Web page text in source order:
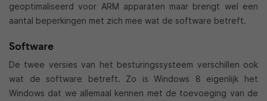
geoptimaliseerd voor ARM apparaten maar brengt wel een
aantal beperkingen met zich mee wat de software betreft.
Software
De twee versies van het besturingssysteem verschillen ook
wat de software betreft. Zo is Windows 8 eigenlijk het
Windows dat we allemaal kennen met de toevoeging van de